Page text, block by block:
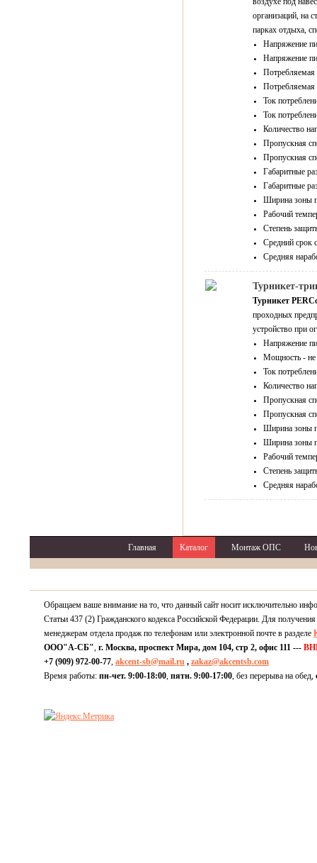
организаций, на
парках отдыха,
Напряжение
Напряжение
Потребляемая
Потребляемая
Ток
Ток
Количество
Пропускная
Пропускная
Габаритные
Габаритные
Ширина зоны
Рабочий
Степень
Средний срок
Средняя
Турникет-
Турникет
проходных
устройство при
Напряжение
Мощность - не
Ток
Количество
Пропускная
Пропускная
Ширина зоны
Ширина зоны
Рабочий
Степень
Средняя
Главная Каталог Монтаж ОПС
Обращаем ваше внимание на то, что данный сайт носит исключительно
Статьи 437 (2) Гражданского кодекса Российской Федерации. Для
менеджерам отдела продаж по телефонам или электронной почте в разделе
ООО"А-СБ", г. Москва, проспект Мира, дом 104, стр 2, офис 111 ---
+7 (909) 972-00-77, akcent-sb@mail.ru , zakaz@akcentsb.com
Время работы: пн-чет. 9:00-18:00, пятн. 9:00-17:00, без перерыва на обед,